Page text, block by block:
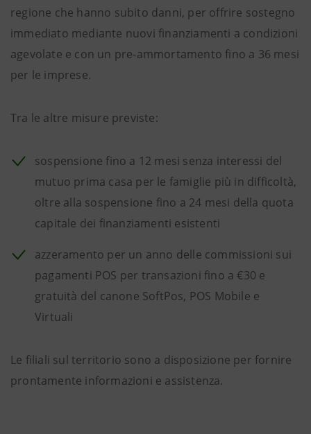
regione che hanno subito danni, per offrire sostegno
immediato mediante nuovi finanziamenti a condizioni
agevolate e con un pre-ammortamento fino a 36 mesi
per le imprese.
Tra le altre misure previste:
sospensione fino a 12 mesi senza interessi del
mutuo prima casa per le famiglie più in difficoltà,
oltre alla sospensione fino a 24 mesi della quota
capitale dei finanziamenti esistenti
azzeramento per un anno delle commissioni sui
pagamenti POS per transazioni fino a €30 e
gratuità del canone SoftPos, POS Mobile e
Virtuali
Le filiali sul territorio sono a disposizione per fornire
prontamente informazioni e assistenza.